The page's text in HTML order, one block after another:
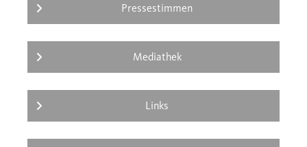
Pressestimmen
Mediathek
Links